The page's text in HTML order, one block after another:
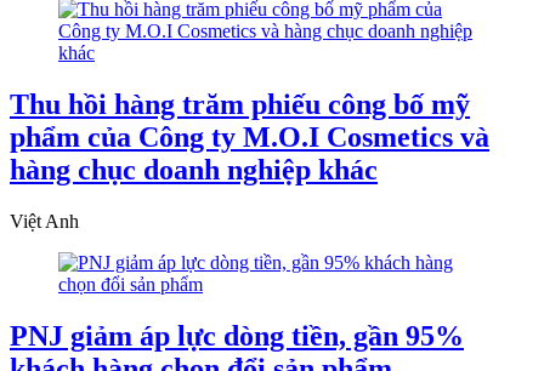
Thu hồi hàng trăm phiếu công bố mỹ
phẩm của Công ty M.O.I Cosmetics và
hàng chục doanh nghiệp khác
Việt Anh
PNJ giảm áp lực dòng tiền, gần 95%